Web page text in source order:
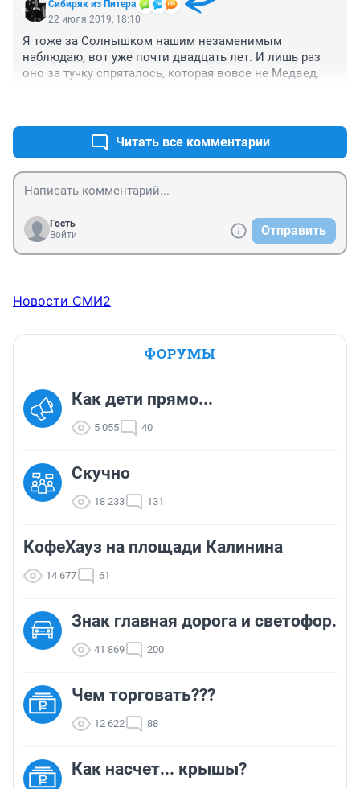
Сибиряк из Питера
22 июля 2019, 18:10
Я тоже за Солнышком нашим незаменимым
наблюдаю, вот уже почти двадцать лет. И лишь раз
оно за тучку спряталось, которая вовсе не Медвед.
Читать все комментарии
Гость
Войти
Отправить
Новости СМИ2
ФОРУМЫ
Как дети прямо...
5 055 40
Скучно
18 233 131
КофеХауз на площади Калинина
14 677 61
Знак главная дорога и светофор.
41 869 200
Чем торговать???
12 622 88
Как насчет... крышы?